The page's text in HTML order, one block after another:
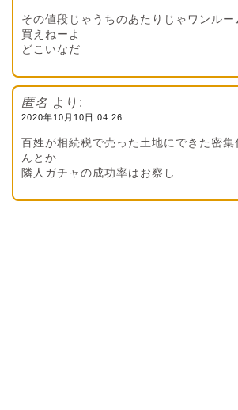
その値段じゃうちのあたりじゃワンル
買えねーよ
どこいなだ
匿名 より:
2020年10月10日 04:26
百姓が相続税で売った土地にできた密集
んとか
隣人ガチャの成功率はお察し